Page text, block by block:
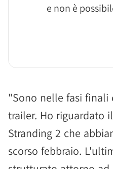
e non è
"Sono nelle fasi
trailer. Ho riguardato
Stranding 2 che
scorso febbraio.